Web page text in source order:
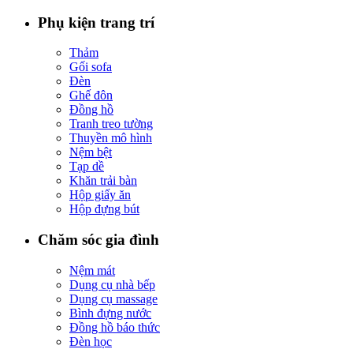
Phụ kiện trang trí
Thảm
Gối sofa
Đèn
Ghế đôn
Đồng hồ
Tranh treo tường
Thuyền mô hình
Nệm bệt
Tạp dề
Khăn trải bàn
Hộp giấy ăn
Hộp đựng bút
Chăm sóc gia đình
Nệm mát
Dụng cụ nhà bếp
Dụng cụ massage
Bình đựng nước
Đồng hồ báo thức
Đèn học